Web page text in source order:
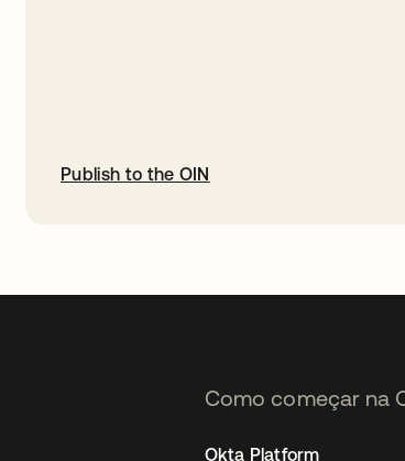
Publish to the OIN
Como começar na
Okta Platform